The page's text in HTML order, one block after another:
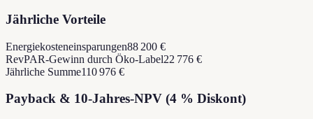
Jährliche Vorteile
Energiekosteneinsparungen88 200 €
RevPAR-Gewinn durch Öko-Label22 776 €
Jährliche Summe110 976 €
Payback & 10-Jahres-NPV (4 % Diskont)